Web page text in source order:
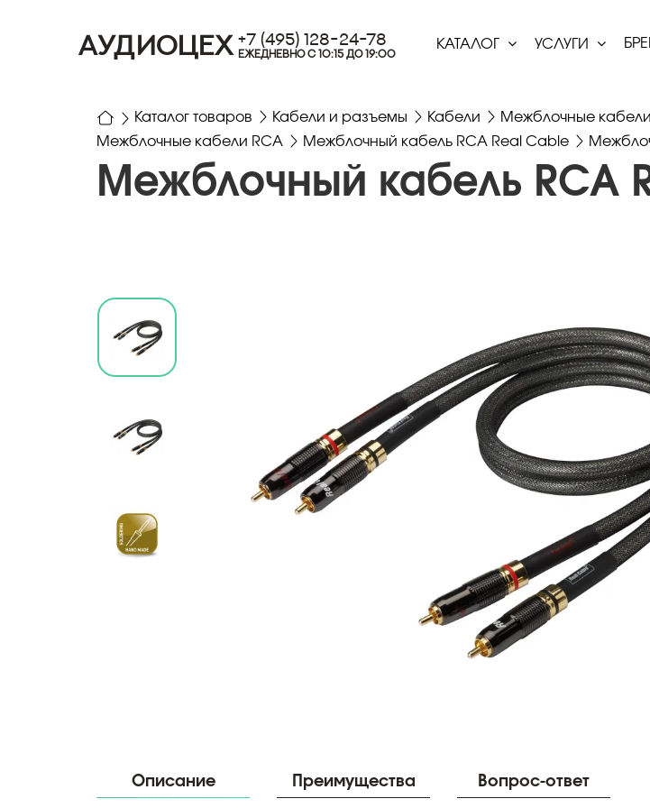
АУДИОЦЕХ +7 (495) 128-24-78
ЕЖЕДНЕВНО С 10:15 ДО 19:00
КАТАЛОГ УСЛУГИ
Каталог товаров Кабели и разъемы Кабели Межблочные кабели
Межблочные кабели RCA
Межблочный кабель RCA Real Cable
Межблочный кабель RCA
Описание Преимущества Вопрос-ответ